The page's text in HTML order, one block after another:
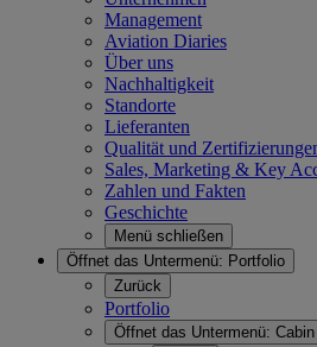
Management
Aviation Diaries
Über uns
Nachhaltigkeit
Standorte
Lieferanten
Qualität und
Sales, Marketing & Key
Zahlen und Fakten
Geschichte
Menü schließen
Öffnet das Untermenü: Portfolio
Zurück
Portfolio
Öffnet das Untermenü: